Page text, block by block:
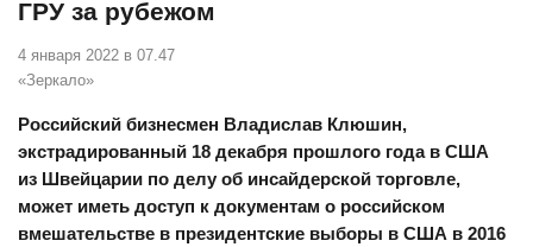
ГРУ за рубежом
4 января 2022 в 07.47
«Зеркало»
Российский бизнесмен Владислав Клюшин,
экстрадированный 18 декабря прошлого года в США
из Швейцарии по делу об инсайдерской торговле,
может иметь доступ к документам о российском
вмешательстве в президентские выборы в США в 2016